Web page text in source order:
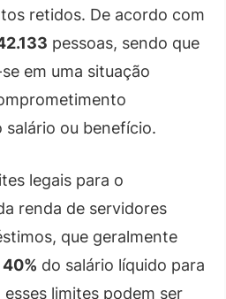
retidos. De acordo com
pessoas, sendo que
em uma situação
salário ou benefício.
legais para o
renda de servidores
que geralmente
40% do salário líquido para
limites podem ser